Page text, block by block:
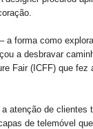
a forma como
a desbravar
Fair (ICFF) que fez
atenção de clientes
de telemóvel